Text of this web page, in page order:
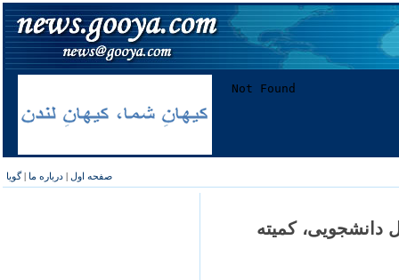
صفحه اول | درباره ما |گویا
کمیته